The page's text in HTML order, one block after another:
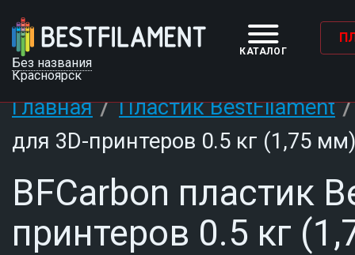
КАТАЛОГ
Без названия
Красноярск
Главная/Пластик BestFilament
для 3D-принтеров 0.5 кг (1,75 мм)
BFCarbon пластик
принтеров 0.5 кг